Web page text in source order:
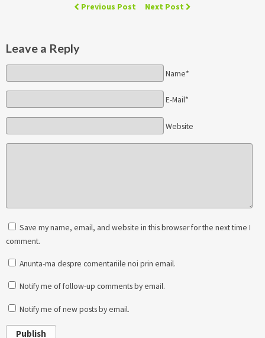
Previous Post Next Post
Leave a Reply
Name*
E-Mail*
Website
Save my name, email, and website in this browser for the next time I
comment.
Anunta-ma despre comentariile noi prin email.
Notify me of follow-up comments by email.
Notify me of new posts by email.
Publish